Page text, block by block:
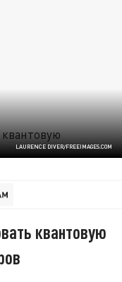
LAURENCE DIVER/FREEIMAGES.COM
квантовую